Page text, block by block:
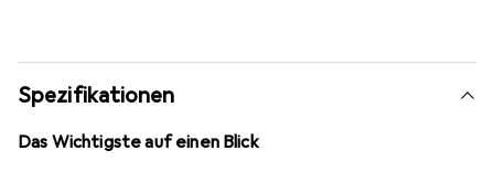
Spezifikationen
Das Wichtigste auf einen Blick